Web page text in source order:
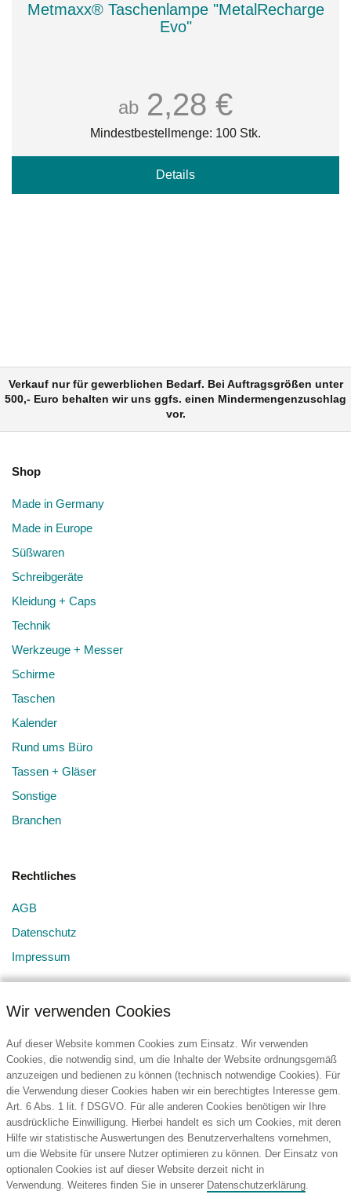
Metmaxx® Taschenlampe "MetalRecharge
Evo"
ab 2,28 €
Mindestbestellmenge: 100 Stk.
Details
Verkauf nur für gewerblichen Bedarf. Bei Auftragsgrößen unter
500,- Euro behalten wir uns ggfs. einen Mindermengenzuschlag
vor.
Shop
Made in Germany
Made in Europe
Süßwaren
Schreibgeräte
Kleidung + Caps
Technik
Werkzeuge + Messer
Schirme
Taschen
Kalender
Rund ums Büro
Tassen + Gläser
Sonstige
Branchen
Rechtliches
AGB
Datenschutz
Impressum
Kontakt
BURG Services GmbH & Co. KG
Hansestraße 107
51149 Köln
Deutschland
Tel.: +49 (2203) 965450
Wir verwenden Cookies
Auf dieser Website kommen Cookies zum Einsatz. Wir verwenden
Cookies, die notwendig sind, um die Inhalte der Website ordnungsgemäß
anzuzeigen und bedienen zu können (technisch notwendige Cookies). Für
die Verwendung dieser Cookies haben wir ein berechtigtes Interesse gem.
Art. 6 Abs. 1 lit. f DSGVO. Für alle anderen Cookies benötigen wir Ihre
ausdrückliche Einwilligung. Hierbei handelt es sich um Cookies, mit deren
Hilfe wir statistische Auswertungen des Benutzerverhaltens vornehmen,
um die Website für unsere Nutzer optimieren zu können. Der Einsatz von
optionalen Cookies ist auf dieser Website derzeit nicht in
Verwendung. Weiteres finden Sie in unserer Datenschutzerklärung.